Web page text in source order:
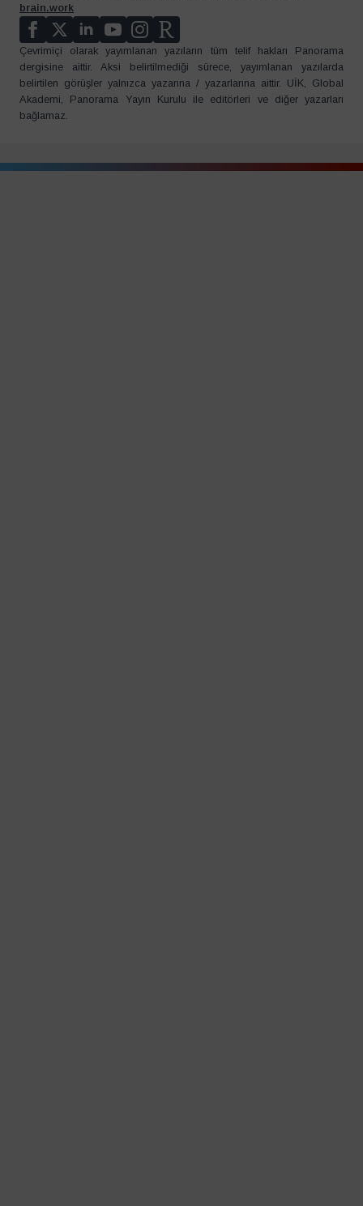
brain.work
Çevrimiçi olarak yayımlanan yazıların tüm telif hakları Panorama
dergisine aittir. Aksi belirtilmediği sürece, yayımlanan yazılarda
belirtilen görüşler yalnızca yazarına / yazarlarına aittir. UİK, Global
Akademi, Panorama Yayın Kurulu ile editörleri ve diğer yazarları
bağlamaz.